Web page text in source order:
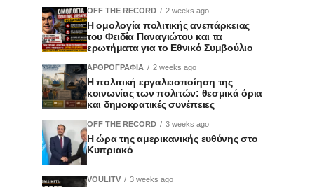
OFF THE RECORD 2 weeks ago
Η ομολογία πολιτικής ανεπάρκειας
του Φειδία Παναγιώτου και τα
ερωτήματα για το Εθνικό Συμβούλιο
ΑΡΘΡΟΓΡΑΦΙΑ 2 weeks ago
Η πολιτική εργαλειοποίηση της
κοινωνίας των πολιτών: θεσμικά όρια
και δημοκρατικές συνέπειες
OFF THE RECORD 3 weeks ago
Η ώρα της αμερικανικής ευθύνης στο
Κυπριακό
VOULITV 3 weeks ago